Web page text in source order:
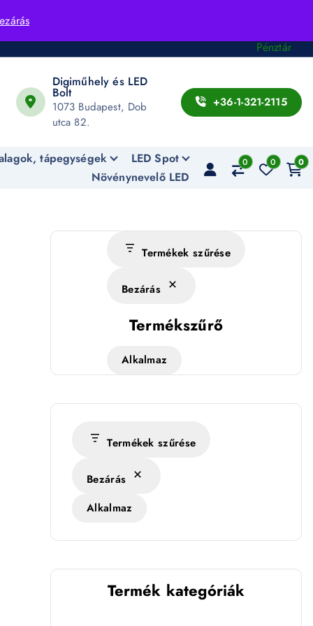
Pénztár
Digiműhely és LED
Bolt
1073 Budapest, Dob
utca 82.
+36-1-321-2115
tápegységek
LED Spot
Növénynevelő LED
0 0 0
Termékek szűrése
Bezárás
Termékszűrő
Alkalmaz
Termékek szűrése
Bezárás
Alkalmaz
Termék kategóriák